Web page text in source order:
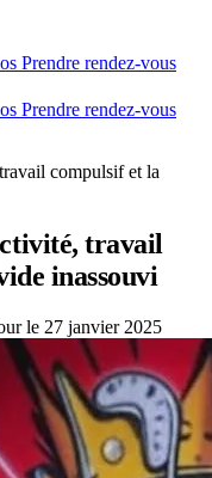
Prendre rendez-vous
Prendre rendez-vous
compulsif et la
travail
inassouvi
le 27 janvier 2025